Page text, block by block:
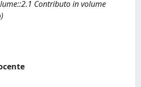
Contributo in volume